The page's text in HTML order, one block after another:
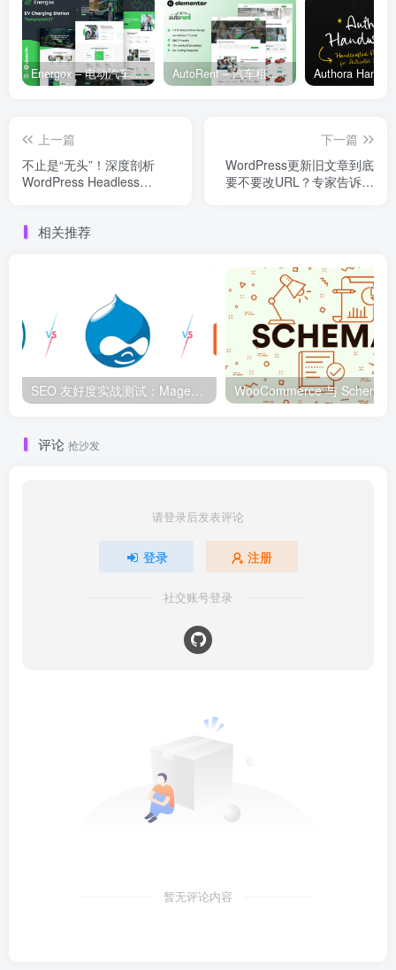
Energox – 电动汽车充电站 Elementor 模板套件 AutoRent – 汽车租赁服务 Elementor 模板套件
上一篇
不止是“无头”！深度剖析
WordPress Headless
下一篇
WordPress更新旧文章到底
要不要改URL？专家告诉你
相关推荐
SEO 友好度实战测试：Magento、WordPress、Drupal 在核心 SEO 要素上的表现对比
评论 抢沙发
请登录后发表评论
登录 注册
社交账号登录
暂无评论内容